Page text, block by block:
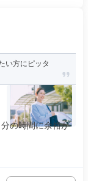
い方にピッタ
の時間に余裕が